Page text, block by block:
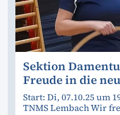
Sektion
Freude in die
Start: Di, 07.10.25 um
TNMS Lembach Wir